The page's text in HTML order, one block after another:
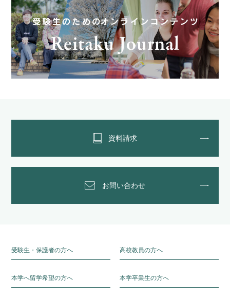
資料請求
お問い合わせ
受験生・保護者の方へ 高校教員の方へ
本学へ留学希望の方へ 本学卒業生の方へ